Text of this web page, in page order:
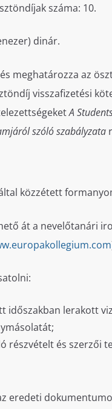
száma: 10.
dinár.
meghatározza az
visszafizetési
A
szóló szabályzata
közzétett
át a nevelőtanári
időszakban lerakott
részvételt és szerzői
eredeti